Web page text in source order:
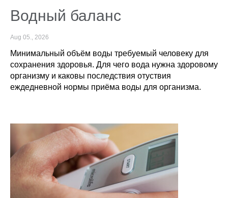
Водный баланс
Aug 05., 2026
Минимальный объём воды требуемый человеку для
сохранения здоровья. Для чего вода нужна здоровому
организму и каковы последствия отуствия
еждедневной нормы приёма воды для организма.